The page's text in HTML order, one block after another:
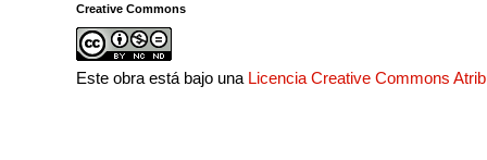
Creative Commons
Este obra está bajo una Licencia Creative Commons